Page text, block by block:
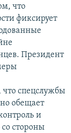
что
фиксирует
Президент
что спецслужбы
обещает
и
стороны